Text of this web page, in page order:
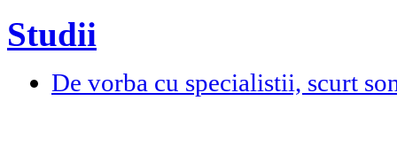
Studii
De vorba cu specialistii, scurt